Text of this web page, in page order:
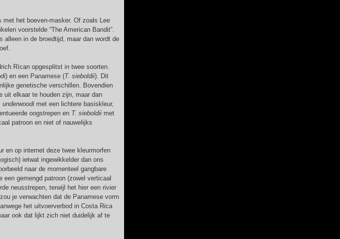
met het boeven-masker. Of zoals Lee
voorstelde “The American Bandit”.
alleen in de broedtijd, maar dan wordt de
Rícan opgesplitst in twee soorten.
) en een Panamese (T. sieboldii). Dit
genetische verschillen. Bovendien
uit elkaar te houden zijn, maar dan
underwoodi met een lichtere basiskleur,
oogstrepen en T. sieboldii met
patroon en niet of nauwelijks
en op internet deze twee kleurmorfen
ietwat ingewikkelder dan ons
naar de momenteel gangbare
een gemengd patroon (zowel verticaal
neusstrepen, terwijl het hier een rivier
je verwachten dat de Panamese vorm
het uitvoerverbod in Costa Rica
ook dat lijkt zich niet duidelijk af te